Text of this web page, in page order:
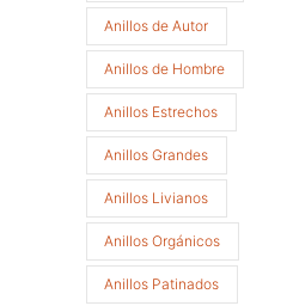
Anillos de Autor
Anillos de Hombre
Anillos Estrechos
Anillos Grandes
Anillos Livianos
Anillos Orgánicos
Anillos Patinados